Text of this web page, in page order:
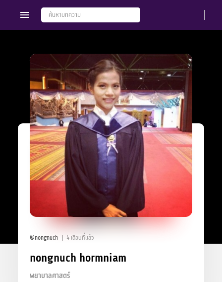
@nongnuch 4 เดือนที่แล้ว
nongnuch hormniam
พยาบาลศาสตร์
Members Groups